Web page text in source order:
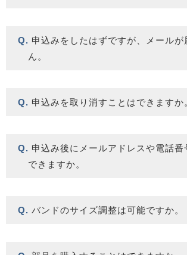
申込みをしたはずですが、メールが
ん。
申込みを取り消すことはできますか
申込み後にメールアドレスや電話番
できますか。
バンドのサイズ調整は可能ですか。